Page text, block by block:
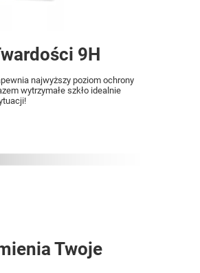
9H
najwyższy poziom ochrony
wytrzymałe szkło idealnie
Twoje